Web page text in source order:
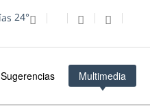
24°
Sugerencias Multimedia